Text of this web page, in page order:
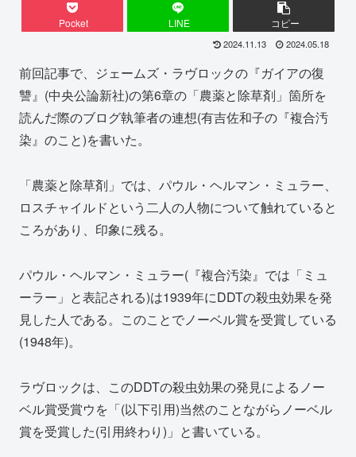
Pocket LINE コピー
2024.11.13 2024.05.18
前回記事で、ジェームズ・ラヴロックの『ガイアの復
讐』(中央公論新社)の第6章の「農薬と除草剤」箇所を
読んだ際のブログ執筆者の連想(有吉佐和子の『複合汚
染』のこと)を書いた。
「農薬と除草剤」では、パウル・ヘルマン・ミュラー、
ロスチャイルドという二人の人物について触れていると
ころがあり、印象に残る。
パウル・ヘルマン・ミュラー(『複合汚染』では「ミュ
ーラー」と表記される)は1939年にDDTの殺虫効果を発
見した人である。このことでノーベル賞を受賞している
(1948年)。
ラヴロックは、このDDTの殺虫効果の発見によるノー
ベル賞受賞ウを「(以下引用)当然のことながらノーベル
賞を受賞した(引用終わり)」と書いている。